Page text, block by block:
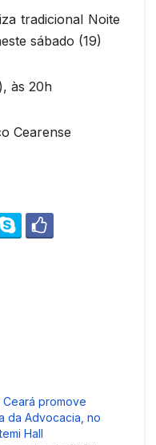
tradicional Noite
sábado (19)
às 20h
Cearense
Ceará promove
da Advocacia, no
Hall